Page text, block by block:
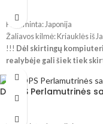
Pagaminta: Japonija
Žaliavos kilmė: Kriauklės iš
!!! Dėl skirtingų
realybėje gali šiek tiek
DROPS Perlamutrinės